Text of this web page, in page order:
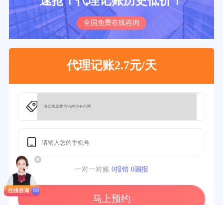
全国免费在线咨询
代理记账2.7元/天
一对一对账 0报错 0漏报
马上预约